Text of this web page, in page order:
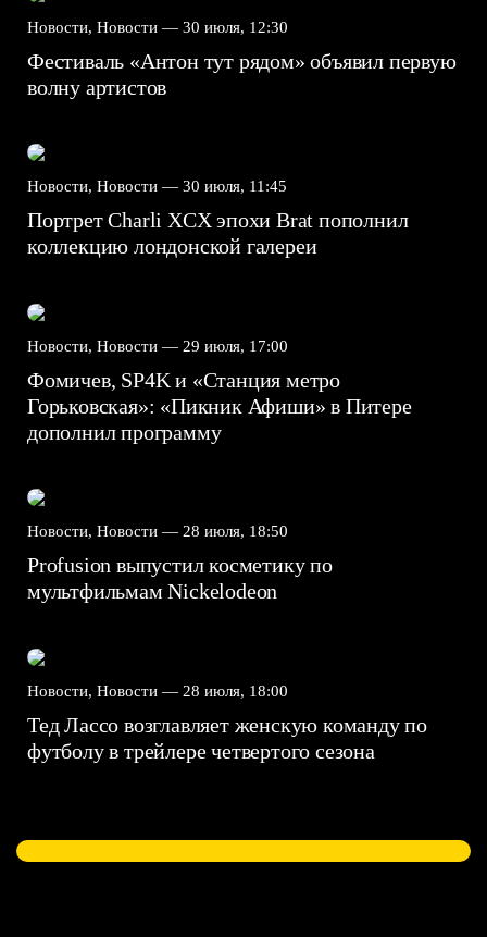
Новости, Новости — 30 июля, 12:30
Фестиваль «Антон тут рядом» объявил первую
волну артистов
Новости, Новости — 30 июля, 11:45
Портрет Charli XCX эпохи Brat пополнил
коллекцию лондонской галереи
Новости, Новости — 29 июля, 17:00
Фомичев, SP4K и «Станция метро
Горьковская»: «Пикник Афиши» в Питере
дополнил программу
Новости, Новости — 28 июля, 18:50
Profusion выпустил косметику по
мультфильмам Nickelodeon
Новости, Новости — 28 июля, 18:00
Тед Лассо возглавляет женскую команду по
футболу в трейлере четвертого сезона